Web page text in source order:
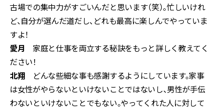
古場での集中力がすごいんだと思います（笑）。忙しいけれ
ど、自分が選んだ道だし、どれも最高に楽しんでやっていま
すよ！
愛月 家庭と仕事を両立する秘訣をもっと詳しく教えてく
ださい！
北翔 どんな些細な事も感謝するようにしています。家事
は女性がやらないといけないことではないし、男性が手伝
わないといけないことでもない。やってくれた人に対して